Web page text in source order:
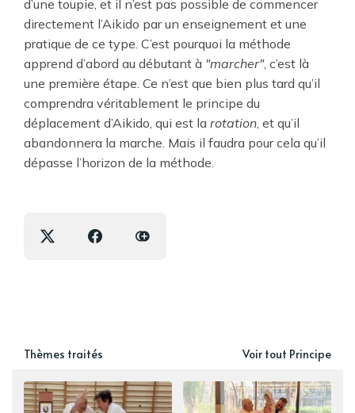
d’une toupie, et il n’est pas possible de commencer
directement l’Aikido par un enseignement et une
pratique de ce type. C’est pourquoi la méthode
apprend d’abord au débutant à "marcher", c’est là
une première étape. Ce n’est que bien plus tard qu’il
comprendra véritablement le principe du
déplacement d’Aikido, qui est la rotation, et qu’il
abandonnera la marche. Mais il faudra pour cela qu’il
dépasse l’horizon de la méthode.
Thèmes traités Voir tout Principe